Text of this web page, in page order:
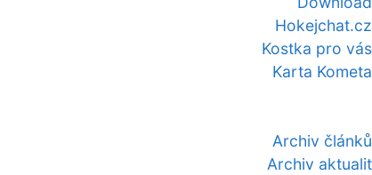
Hokejchat.cz
Kostka pro vás
Karta Kometa
Archiv článků
Archiv aktualit